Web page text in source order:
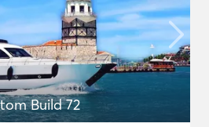
Build 72